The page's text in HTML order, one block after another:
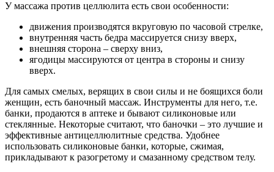
У массажа против целлюлита есть свои особенности:
движения производятся вкруговую по часовой стрелке,
внутренняя часть бедра массируется снизу вверх,
внешняя сторона – сверху вниз,
ягодицы массируются от центра в стороны и снизу
вверх.
Для самых смелых, верящих в свои силы и не боящихся боли
женщин, есть баночный массаж. Инструменты для него, т.е.
банки, продаются в аптеке и бывают силиконовые или
стеклянные. Некоторые считают, что баночки – это лучшие и
эффективные антицеллюлитные средства. Удобнее
использовать силиконовые банки, которые, сжимая,
прикладывают к разогретому и смазанному средством телу.